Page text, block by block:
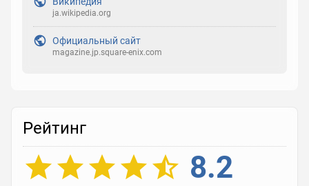
ja.wikipedia.org
Официальный сайт
magazine.jp.square-enix.com
Рейтинг
8.2